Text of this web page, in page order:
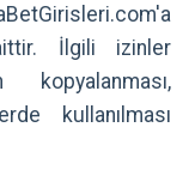
İlgili izinler
kullanılması